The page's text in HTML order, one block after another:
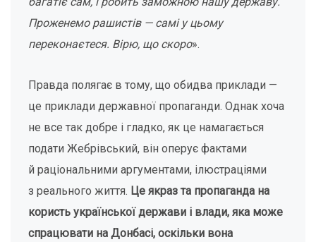
Проженемо рашистів — самі у цьому
переконаєтеся. Вірю, що скоро».
Правда полягає в тому, що обидва приклади —
це приклади державної пропаганди. Однак хоча
не все так добре і гладко, як це намагається
подати Жебрівський, він оперує фактами
й раціональними аргументами, ілюстраціями
з реального життя. Це якраз та пропаганда на
користь української держави і влади, яка може
спрацювати на Донбасі, оскільки вона